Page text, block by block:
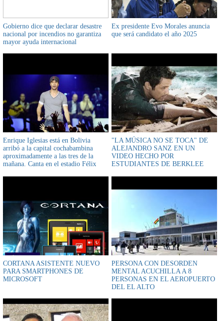
Gobierno dice que declarar desastre
nacional por incendios no garantiza
mayor ayuda internacional
Ex presidente Evo Morales anuncia
que será candidato el año 2025
Enrique Iglesias está en Bolivia
arribó a la capital cochabambina
aproximadamente a las tres de la
mañana. Canta en el estadio Félix
"LA MÚSICA NO SE TOCA" DE
ALEJANDRO SANZ EN UN
VIDEO HECHO POR
ESTUDIANTES DE BERKLEE
CORTANA ASISTENTE NUEVO
PARA SMARTPHONES DE
MICROSOFT
PERSONA CON DESORDEN
MENTAL ACUCHILLA A 8
PERSONAS EN EL AEROPUERTO
DEL EL ALTO